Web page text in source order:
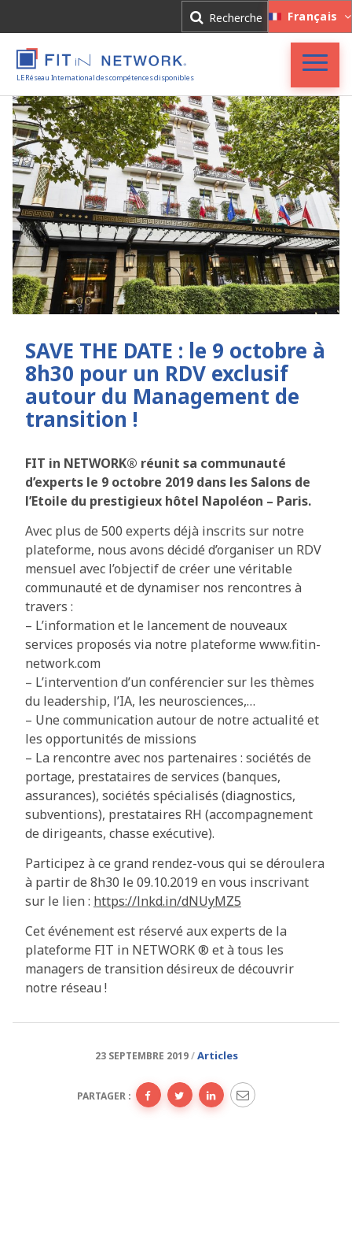
Recherche Français
LE Réseau International des compétences disponibles
Accueil
FIT in NETWORK®
Entreprises
Experts
Actualités
Connexion
Inscription
SAVE THE DATE : le 9 octobre à
8h30 pour un RDV exclusif
autour du Management de
transition !
FIT in NETWORK® réunit sa communauté
d’experts le 9 octobre 2019 dans les Salons de
l’Etoile du prestigieux hôtel Napoléon – Paris.
Avec plus de 500 experts déjà inscrits sur notre
plateforme, nous avons décidé d’organiser un RDV
mensuel avec l’objectif de créer une véritable
communauté et de dynamiser nos rencontres à
travers :
– L’information et le lancement de nouveaux
services proposés via notre plateforme www.fitin-
network.com
– L’intervention d’un conférencier sur les thèmes
du leadership, l’IA, les neurosciences,…
– Une communication autour de notre actualité et
les opportunités de missions
– La rencontre avec nos partenaires : sociétés de
portage, prestataires de services (banques,
assurances), sociétés spécialisés (diagnostics,
subventions), prestataires RH (accompagnement
de dirigeants, chasse exécutive).
Participez à ce grand rendez-vous qui se déroulera
à partir de 8h30 le 09.10.2019 en vous inscrivant
sur le lien : https://lnkd.in/dNUyMZ5
Cet événement est réservé aux experts de la
plateforme FIT in NETWORK ® et à tous les
managers de transition désireux de découvrir
notre réseau !
23 SEPTEMBRE 2019 Articles
PARTAGER :